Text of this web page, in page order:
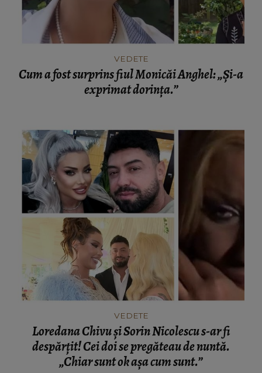
VEDETE
Cum a fost surprins fiul Monicăi Anghel: „Și-a
exprimat dorința.”
VEDETE
Loredana Chivu și Sorin Nicolescu s-ar fi
despărțit! Cei doi se pregăteau de nuntă.
„Chiar sunt ok așa cum sunt.”